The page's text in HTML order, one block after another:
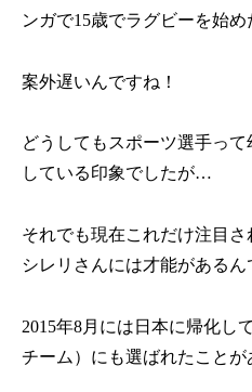
ンガで15歳でラグビーを始め
案外遅いんですね！
どうしてもスポーツ選手っ
している印象でしたが…
それでも現在これだけ注目
シレリさんには才能があるん
2015年8月には日本に帰化し
チーム）にも選ばれたことが